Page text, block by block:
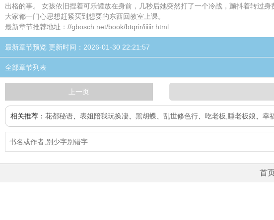
出格的事。 女孩依旧捏着可乐罐放在身前，几秒后她突然打了一个冷战，颤抖着转过
大家都一门心思想赶紧买到想要的东西回教室上课。
最新章节推荐地址：//gbosch.net/book/btqrir/iiiiir.html
最新章节预览 更新时间：2026-01-30 22:21:57
全部章节列表
上一页
相关推荐： 花都秘语 表姐陪我玩换凄 黑胡蝶 乱世修色行 吃老板,睡老板娘 幸
首